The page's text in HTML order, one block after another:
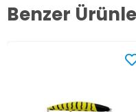
Benzer